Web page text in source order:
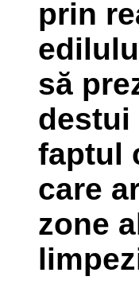
prin
să
destui
faptul
care
zone